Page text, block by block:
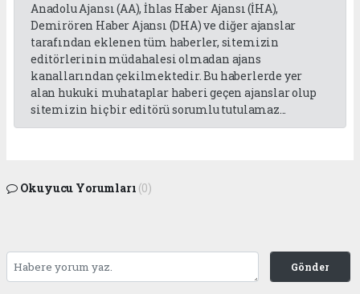
Anadolu Ajansı (AA), İhlas Haber Ajansı (İHA),
Demirören Haber Ajansı (DHA) ve diğer ajanslar
tarafından eklenen tüm haberler, sitemizin
editörlerinin müdahalesi olmadan ajans
kanallarından çekilmektedir. Bu haberlerde yer
alan hukuki muhataplar haberi geçen ajanslar olup
sitemizin hiç bir editörü sorumlu tutulamaz...
Okuyucu Yorumları (0)
Gönder